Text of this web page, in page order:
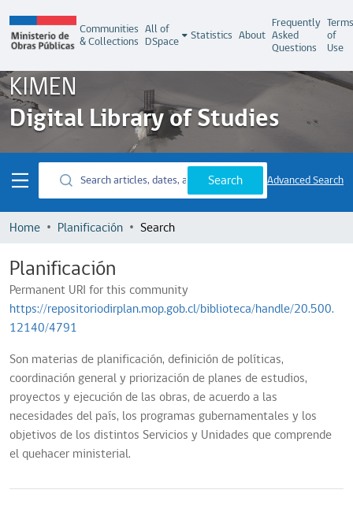
Communities
& Collections
All of
DSpace
Statistics About
Frequently
Asked
Questions
Terms
of
Use
KIMEN
Digital Library of Studies
Search Advanced Search
Home Planificación Search
Planificación
Permanent URI for this community
https://repositoriodirplan.mop.gob.cl/biblioteca/handle/20.500.
12140/4791
Son materias de planificación, definición de políticas,
coordinación general y priorización de planes de estudios,
proyectos y ejecución de las obras, de acuerdo a las
necesidades del país, los programas gubernamentales y los
objetivos de los distintos Servicios y Unidades que comprende
el quehacer ministerial.